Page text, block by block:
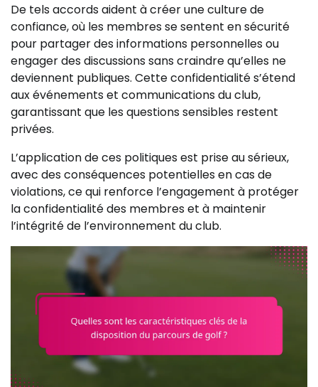
De tels accords aident à créer une culture de
confiance, où les membres se sentent en sécurité
pour partager des informations personnelles ou
engager des discussions sans craindre qu’elles ne
deviennent publiques. Cette confidentialité s’étend
aux événements et communications du club,
garantissant que les questions sensibles restent
privées.
L’application de ces politiques est prise au sérieux,
avec des conséquences potentielles en cas de
violations, ce qui renforce l’engagement à protéger
la confidentialité des membres et à maintenir
l’intégrité de l’environnement du club.